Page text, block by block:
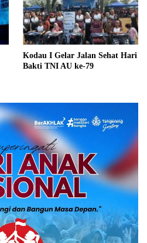
Kodau I Gelar Jalan Sehat Hari
Bakti TNI AU ke-79